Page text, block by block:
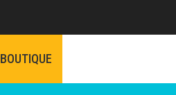
BOUTIQUE